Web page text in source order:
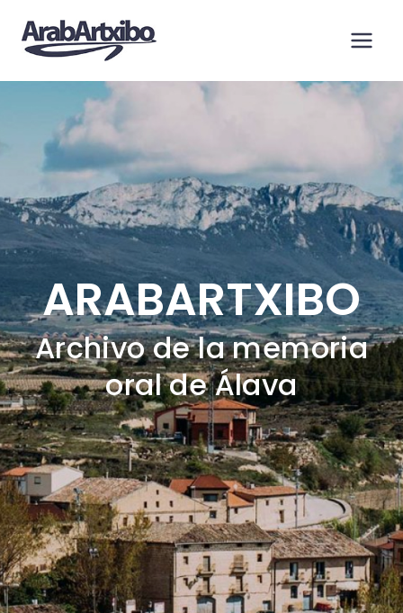
contenido
ARABARTXIBO
Archivo de la memoria
oral de Álava